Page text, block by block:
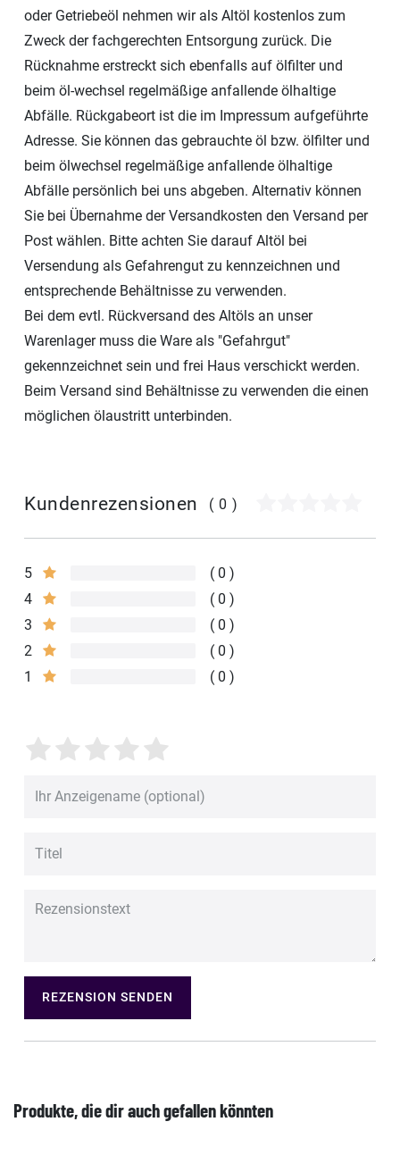
oder Getriebeöl nehmen wir als Altöl kostenlos zum
Zweck der fachgerechten Entsorgung zurück. Die
Rücknahme erstreckt sich ebenfalls auf ölfilter und
beim öl-wechsel regelmäßige anfallende ölhaltige
Abfälle. Rückgabeort ist die im Impressum aufgeführte
Adresse. Sie können das gebrauchte öl bzw. ölfilter und
beim ölwechsel regelmäßige anfallende ölhaltige
Abfälle persönlich bei uns abgeben. Alternativ können
Sie bei Übernahme der Versandkosten den Versand per
Post wählen. Bitte achten Sie darauf Altöl bei
Versendung als Gefahrengut zu kennzeichnen und
entsprechende Behältnisse zu verwenden.
Bei dem evtl. Rückversand des Altöls an unser
Warenlager muss die Ware als "Gefahrgut"
gekennzeichnet sein und frei Haus verschickt werden.
Beim Versand sind Behältnisse zu verwenden die einen
möglichen ölaustritt unterbinden.
Kundenrezensionen (0)
5
0
4
0
3
0
2
0
1
0
REZENSION SENDEN
Produkte, die dir auch gefallen könnten